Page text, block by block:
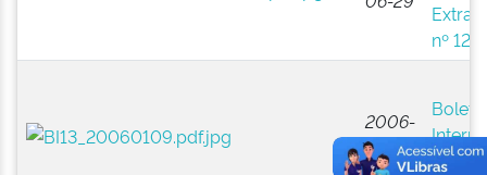
nº 12
2006-
01-09